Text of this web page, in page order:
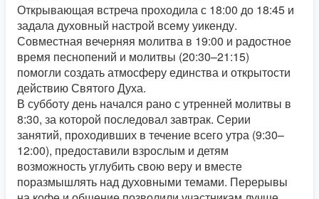
Открывающая встреча проходила с 18:00 до 18:45 и
задала духовный настрой всему уикенду.
Совместная вечерняя молитва в 19:00 и радостное
время песнопений и молитвы (20:30–21:15)
помогли создать атмосферу единства и открытости
действию Святого Духа.
В субботу день начался рано с утренней молитвы в
8:30, за которой последовал завтрак. Серии
занятий, проходивших в течение всего утра (9:30–
12:00), предоставили взрослым и детям
возможность углубить свою веру и вместе
поразмышлять над духовными темами. Перерывы